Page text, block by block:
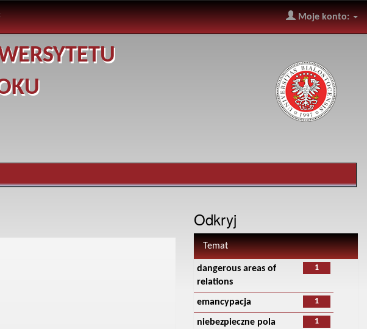
Moje konto:
Odkryj
Temat
1
dangerous areas of
relations
1
emancypacja
1
niebezpieczne pola